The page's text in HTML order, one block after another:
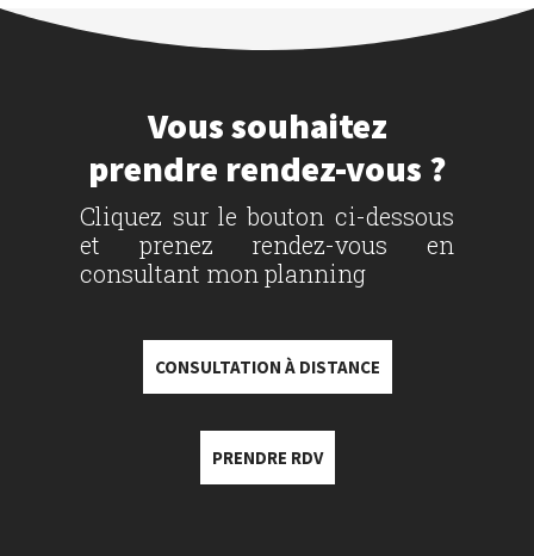
Vous souhaitez
prendre rendez-vous ?
Cliquez sur le bouton ci-dessous
et prenez rendez-vous en
consultant mon planning
CONSULTATION À DISTANCE
PRENDRE RDV